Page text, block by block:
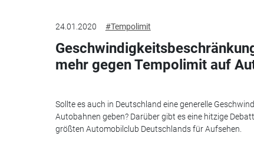
24.01.2020 #Tempolimit
mehr gegen Tempolimit auf
Sollte es auch in Deutschland eine generelle
Autobahnen geben? Darüber gibt es eine hitzige
größten Automobilclub Deutschlands für Aufsehen.